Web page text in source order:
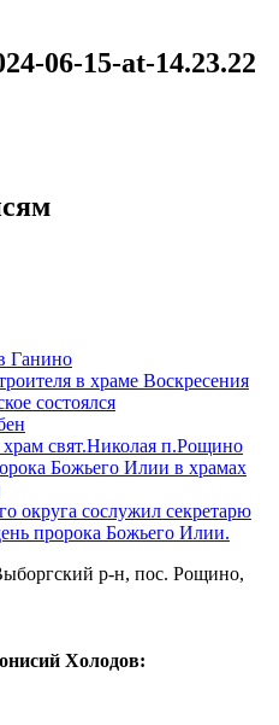
06-15-at-14.23.22
Ганино
в храме Воскресения
состоялся
свят.Николая п.Рощино
Божьего Илии в храмах
округа сослужил секретарю
пророка Божьего Илии.
р-н, пос. Рощино,
Холодов: